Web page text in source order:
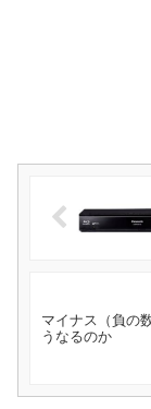
マイナス（負の
うなるのか